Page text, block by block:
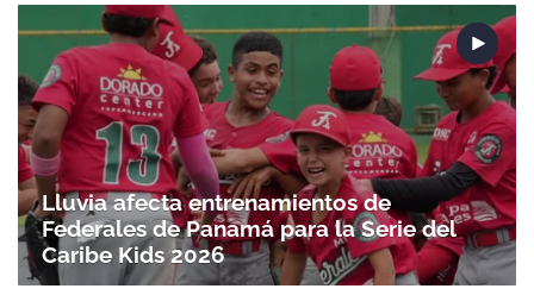
Gracias por suscribirte a nuestro boletín.
ACEPTAR
Lluvia afecta entrenamientos de
Federales de Panamá para la Serie del
Caribe Kids 2026